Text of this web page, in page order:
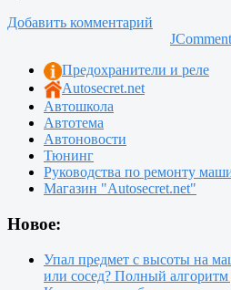
Добавить комментарий
Предохранители и реле
Autosecret.net
Автошкола
Автотема
Автоновости
Тюнинг
Руководства по ремонту
Магазин "Autosecret.net"
Новое:
Упал предмет с высоты на
или сосед? Полный алгоритм